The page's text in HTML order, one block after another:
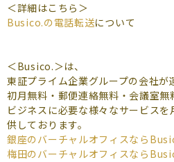
＜詳細はこちら＞
Busico.の電話転送について
＜Busico.＞は、
東証プライム企業グループの会社が
初月無料・郵便連絡無料・会議室無
ビジネスに必要な様々なサービス
供しております。
銀座のバーチャルオフィスなら
梅田のバーチャルオフィスなら